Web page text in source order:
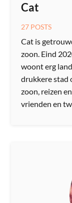
Cat
27 POSTS
Cat is
zoon. Eind
woont erg
drukkere stad
zoon, reizen
vrienden en